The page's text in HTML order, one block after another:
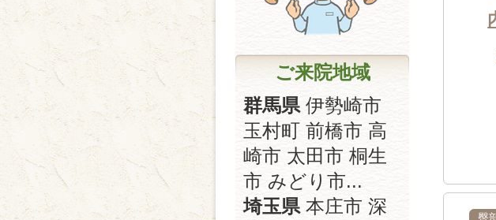
ご来院地域
群馬県伊勢崎市
玉村町 前橋市 高
崎市 太田市 桐生
市 みどり市...
埼玉県本庄市 深